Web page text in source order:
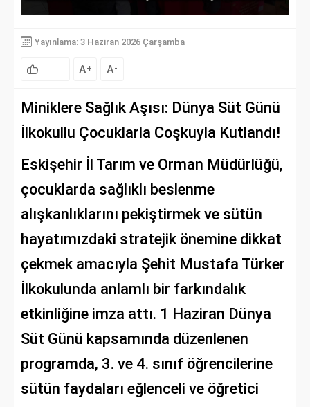
Yayınlama: 3 Haziran 2026 Çarşamba
A+ A-
Miniklere Sağlık Aşısı: Dünya Süt Günü
İlkokullu Çocuklarla Coşkuyla Kutlandı!
Eskişehir İl Tarım ve Orman Müdürlüğü,
çocuklarda sağlıklı beslenme
alışkanlıklarını pekiştirmek ve sütün
hayatımızdaki stratejik önemine dikkat
çekmek amacıyla Şehit Mustafa Türker
İlkokulunda anlamlı bir farkındalık
etkinliğine imza attı. 1 Haziran Dünya
Süt Günü kapsamında düzenlenen
programda, 3. ve 4. sınıf öğrencilerine
sütün faydaları eğlenceli ve öğretici